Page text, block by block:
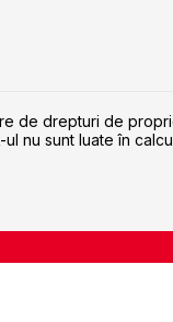
de drepturi de
nu sunt luate în